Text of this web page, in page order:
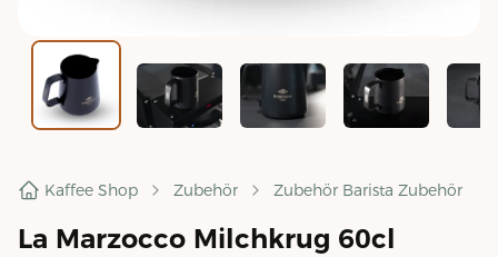
Kaffee Shop Zubehör Zubehör Barista Zubehör
La Marzocco Milchkrug 60cl